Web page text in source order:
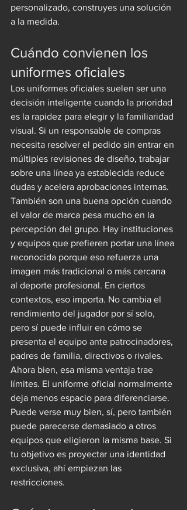
personalizado, construyes una solución
a la medida.
Cuándo convienen los
uniformes oficiales
Los uniformes oficiales suelen ser una
decisión inteligente cuando la prioridad
es la rapidez para elegir y la familiaridad
visual. Si un responsable de compras
necesita resolver el pedido sin entrar en
múltiples revisiones de diseño, trabajar
sobre una línea ya establecida reduce
dudas y acelera aprobaciones internas.
También son una buena opción cuando
el valor de marca pesa mucho en la
percepción del grupo. Hay instituciones
y equipos que prefieren portar una línea
reconocida porque eso refuerza una
imagen más tradicional o más cercana
al deporte profesional. En ciertos
contextos, eso importa. No cambia el
rendimiento del jugador por sí solo,
pero sí puede influir en cómo se
presenta el equipo ante patrocinadores,
padres de familia, directivos o rivales.
Ahora bien, esa misma ventaja trae
límites. El uniforme oficial normalmente
deja menos espacio para diferenciarse.
Puede verse muy bien, sí, pero también
puede parecerse demasiado a otros
equipos que eligieron la misma base. Si
tu objetivo es proyectar una identidad
exclusiva, ahí empiezan las
restricciones.